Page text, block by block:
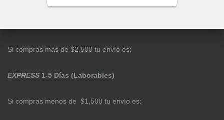
Si compras más de $2,500 tu envío es:
EXPRESS 1-5 Días (Laborables)
Si compras menos de $1,500 tu envío es: